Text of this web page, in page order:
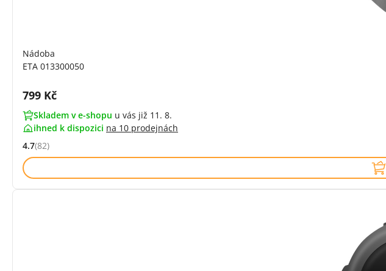
Nádoba
ETA 013300050
Cena s DPH:
799 Kč
Skladem v e-shopu u vás již 11. 8.
ihned k dispozici na 10 prodejnách
Hodnocení: 4.7 z 5 (82 recenzí)
4.7(82)